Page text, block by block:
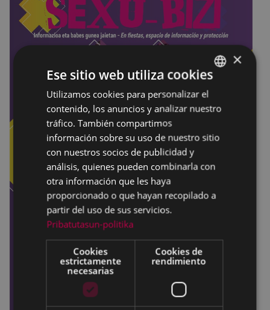
BASQUE
SPANISH
×
Ese sitio web utiliza cookies
Utilizamos cookies para personalizar el
contenido, los anuncios y analizar nuestro
tráfico. También compartimos
información sobre su uso de nuestro sitio
con nuestros socios de publicidad y
análisis, quienes pueden combinarla con
otra información que les haya
proporcionado o que hayan recopilado a
partir del uso de sus servicios.
Pribatutasun-politika
Cookies
estrictamente
necesarias
Cookies de
rendimiento